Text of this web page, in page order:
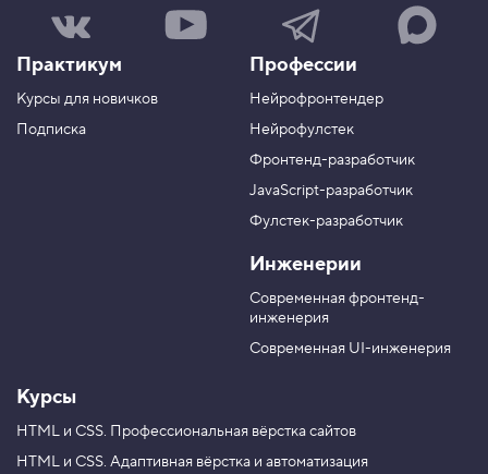
а
а
р
у
Н
а
а
к
н
а
в
e
e
r
a
m
Н
а
ш
в
A
Практикум
Курсы для новичков
Подписка
Профессии
Нейрофронтендер
Нейрофулстек
Фронтенд-разработчик
JavaScript-разработчик
Фулстек-разработчик
Инженерии
Современная фронтенд-
инженерия
Современная UI-инженерия
Курсы
HTML и CSS. Профессиональная вёрстка сайтов
HTML и CSS. Адаптивная вёрстка и автоматизация